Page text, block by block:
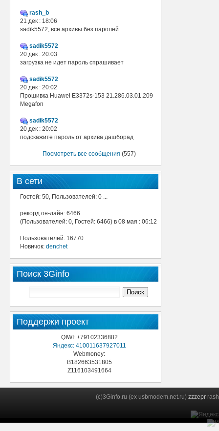
rash_b
21 дек : 18:06
sadik5572, все архивы без паролей
sadik5572
20 дек : 20:03
загрузка не идет пароль спрашивает
sadik5572
20 дек : 20:02
Прошивка Huawei E3372s-153 21.286.03.01.209
Megafon
sadik5572
20 дек : 20:02
подскажите пароль от архива дашборад
Посмотреть все сообщения (557)
В сети
Гостей: 50, Пользователей: 0 ...
рекорд он-лайн: 6466
(Пользователей: 0, Гостей: 6466) в 08 мая : 06:12
Пользователей: 16770
Новичок: denchet
Поиск 3Ginfo
Поддержи проект
QIWI: +79102336882
Яндекс: 410011637927011
Webmoney:
B182663531805
Z116103491664
(c)3Ginfo.ru (ex usbmodem.net.ru) zzzepr